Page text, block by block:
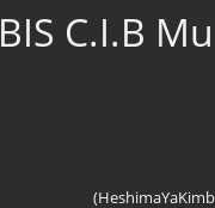
BIS C.I.B